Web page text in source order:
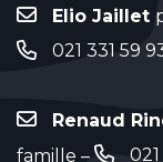
Elio Jaillet
021 331 59
Renaud
famille –
021